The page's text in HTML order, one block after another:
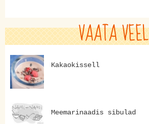
VAATA VEEL
Kakaokissell
Meemarinaadis sibulad